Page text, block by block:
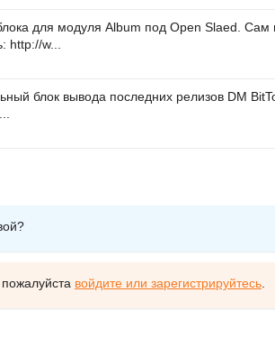
для модуля Album под Open Slaed. Сам
http://w...
блок вывода последних релизов DM
войдите или зарегистрируйтесь